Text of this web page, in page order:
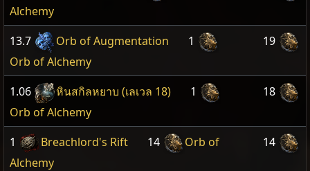
Alchemy
13.7 Orb of Augmentation
1
Orb of Alchemy
19
1.06 หินสกิลหยาบ (เลเวล 18)
1
Orb of Alchemy
18
1 Breachlord's Rift 14
Orb of
Alchemy
14